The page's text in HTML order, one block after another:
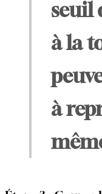
seuil
à la
à